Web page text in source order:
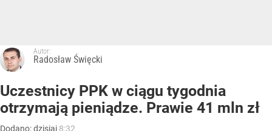
Autor:
Radosław Święcki
Uczestnicy PPK w ciągu tygodnia
otrzymają pieniądze. Prawie 41 mln zł
Dodano:dzisiaj 8:32